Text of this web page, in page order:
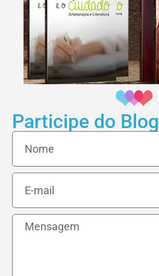
Participe do Blog